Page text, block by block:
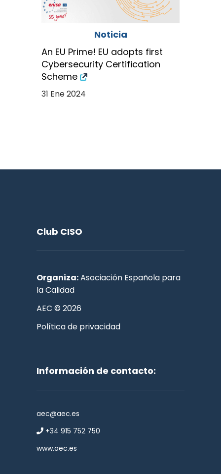
Noticia
An EU Prime! EU adopts first
Cybersecurity Certification
Scheme
31 Ene 2024
Club CISO
Organiza:Asociación Española para
la Calidad
AEC © 2026
Política de privacidad
Información de contacto:
aec@aec.es
+34 915 752 750
www.aec.es